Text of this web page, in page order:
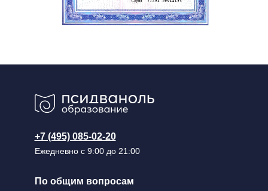
По общим вопросам
+7 (495) 085-02-20
Ежедневно с 9:00 до 21:00